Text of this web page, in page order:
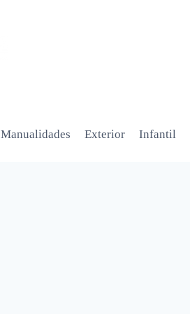
Manualidades Exterior Infantil